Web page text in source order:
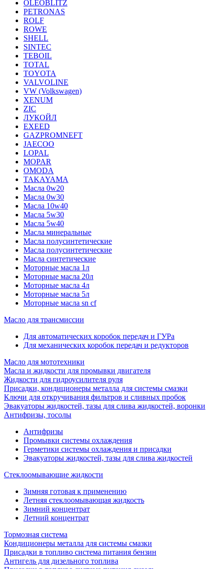
OLEOBLITZ
PETRONAS
ROLF
ROWE
SHELL
SINTEC
TEBOIL
TOTAL
TOYOTA
VALVOLINE
VW (Volkswagen)
XENUM
ZIC
ЛУКОЙЛ
EXEED
GAZPROMNEFT
JAECOO
LOPAL
MOPAR
OMODA
TAKAYAMA
Масла 0w20
Масла 0w30
Масла 10w40
Масла 5w30
Масла 5w40
Масла минеральные
Масла полусинтетические
Масла полусинтетические
Масла синтетические
Моторные масла 1л
Моторные масла 20л
Моторные масла 4л
Моторные масла 5л
Моторные масла sn cf
Масло для трансмиссии
Для автоматических коробок передач и ГУРа
Для механических коробок передач и редукторов
Масло для мототехники
Масла и жидкости для промывки двигателя
Жидкости для гидроусилителя руля
Присадки, кондиционеры металла для системы смазки
Ключи для откручивания фильтров и сливных пробок
Эвакуаторы жидкостей, тазы для слива жидкостей, воронки
Антифризы, тосолы
Антифризы
Промывки системы охлаждения
Герметики системы охлаждения и присадки
Эвакуаторы жидкостей, тазы для слива жидкостей
Стеклоомывающие жидкости
Зимняя готовая к применению
Летняя стеклоомывающая жидкость
Зимний концентрат
Летний концентрат
Тормозная система
Кондиционеры металла для системы смазки
Присадки в топливо система питания бензин
Антигель для дизельного топлива